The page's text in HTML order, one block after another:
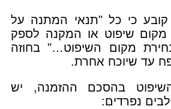
לחוק קובע כי כל "תנאי המתנה על
מקום שיפוט או המקנה לספק
מקום השיפוט…" בחוזה
עד שיוכח אחרת.
בהסכם ההזמנה, יש
נפרדים: